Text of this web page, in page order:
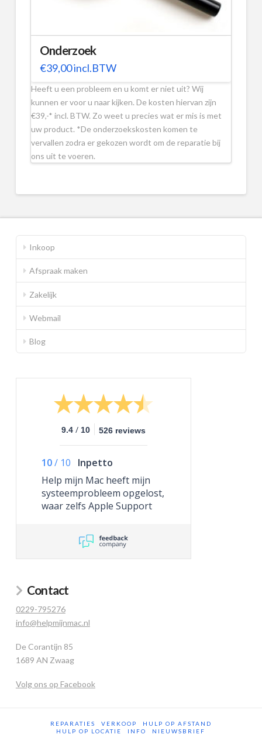
Onderzoek
€39,00incl.BTW
Heeft u een probleem en u komt er niet uit? Wij
kunnen er voor u naar kijken. De kosten hiervan zijn
€39,-* incl. BTW. Zo weet u precies wat er mis is met
uw product. *De onderzoekskosten komen te
vervallen zodra er gekozen wordt om de reparatie bij
ons uit te voeren.
Inkoop
Afspraak maken
Zakelijk
Webmail
Blog
9.4 / 10 526 reviews
10/ 10
Inpetto
Help mijn Mac heeft mijn
systeemprobleem opgelost,
waar zelfs Apple Support
Contact
0229-795276
info@helpmijnmac.nl
De Corantijn 85
1689 AN Zwaag
Volg ons op Facebook
REPARATIES VERKOOP
HULP OP AFSTAND
HULP OP LOCATIE
INFO NIEUWSBRIEF